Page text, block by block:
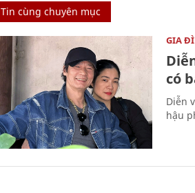
Tin cùng chuyên mục
GIA
có
Diễn
hậu